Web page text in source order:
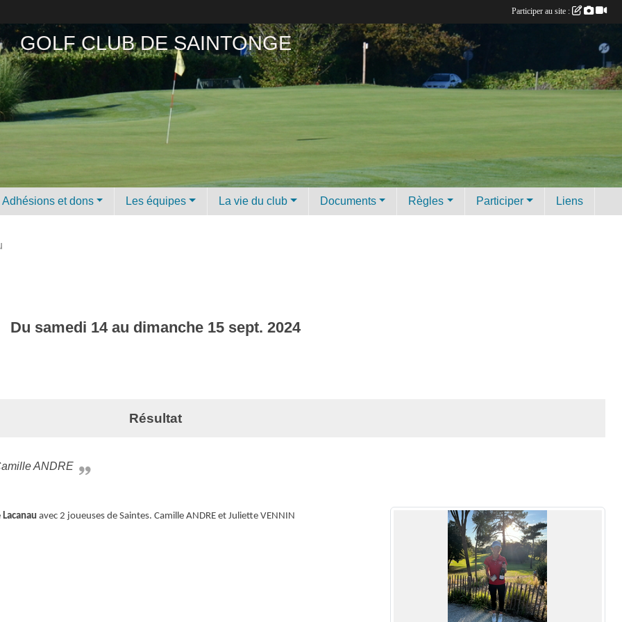
GOLF CLUB DE SAINTONGE
Adhésions et dons Les équipes La vie du club Documents Règles Participer Liens
Du samedi 14au dimanche 15 sept. 2024
Résultat
ANDRE
Lacanau avec 2 joueuses de Saintes. Camille ANDRE et Juliette VENNIN
Participer au site :